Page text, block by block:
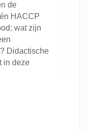
de
HACCP
wat zijn
Didactische
in deze